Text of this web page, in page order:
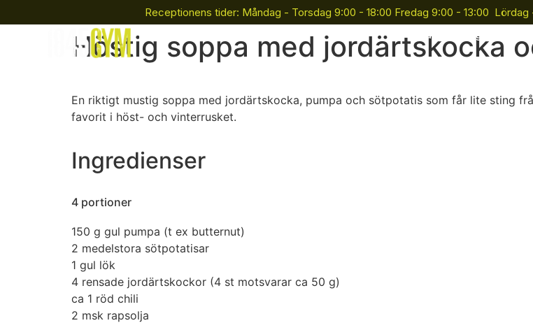
Receptionens tider: Måndag - Torsdag 9:00 - 18:00 Fredag 9:00 - 13:00
Bli Medlem Tjänster Gruppträning
Höstig soppa med jordärtskocka
En riktigt mustig soppa med jordärtskocka, pumpa och sötpotatis som får lite sting
favorit i höst- och vinterrusket.
Ingredienser
4 portioner
150 g gul pumpa (t ex butternut)
2 medelstora sötpotatisar
1 gul lök
4 rensade jordärtskockor (4 st motsvarar ca 50 g)
ca 1 röd chili
2 msk rapsolja